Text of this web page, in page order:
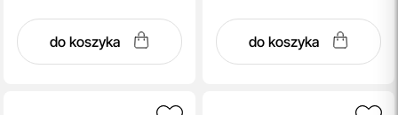
do koszyka do koszyka